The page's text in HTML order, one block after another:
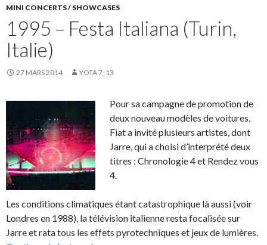
MINI CONCERTS / SHOWCASES
1995 – Festa Italiana (Turin,
Italie)
27 MARS 2014 YOTA 7_13
Pour sa campagne de promotion de
deux nouveau modèles de voitures,
Fiat a invité plusieurs artistes, dont
Jarre, qui a choisi d’interprété deux
titres : Chronologie 4 et Rendez vous
4.
Les conditions climatiques étant catastrophique là aussi (voir
Londres en 1988), la télévision italienne resta focalisée sur
Jarre et rata tous les effets pyrotechniques et jeux de lumières.